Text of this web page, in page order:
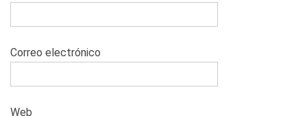
Correo electrónico
Web